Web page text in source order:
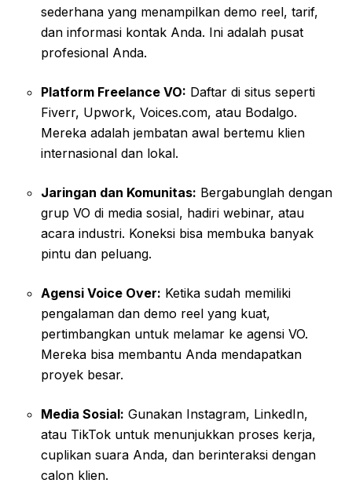
sederhana yang menampilkan demo reel, tarif,
dan informasi kontak Anda. Ini adalah pusat
profesional Anda.
Platform Freelance VO: Daftar di situs seperti
Fiverr, Upwork, Voices.com, atau Bodalgo.
Mereka adalah jembatan awal bertemu klien
internasional dan lokal.
Jaringan dan Komunitas: Bergabunglah dengan
grup VO di media sosial, hadiri webinar, atau
acara industri. Koneksi bisa membuka banyak
pintu dan peluang.
Agensi Voice Over: Ketika sudah memiliki
pengalaman dan demo reel yang kuat,
pertimbangkan untuk melamar ke agensi VO.
Mereka bisa membantu Anda mendapatkan
proyek besar.
Media Sosial: Gunakan Instagram, LinkedIn,
atau TikTok untuk menunjukkan proses kerja,
cuplikan suara Anda, dan berinteraksi dengan
calon klien.